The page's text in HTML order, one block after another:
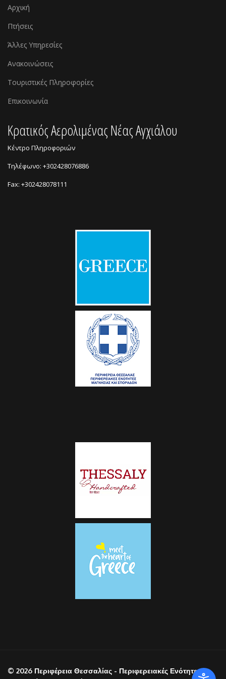
Αρχική
Πτήσεις
Άλλες Υπηρεσίες
Ανακοινώσεις
Τουριστικές Πληροφορίες
Επικοινωνία
Kρατικός Αερολιμένας Νέας Αγχιάλου
Κέντρο Πληροφοριών
Τηλέφωνο: +302428076886
Fax: +302428078111
© 2026 Περιφέρεια Θεσσαλίας - Περιφερειακές Ενότητες